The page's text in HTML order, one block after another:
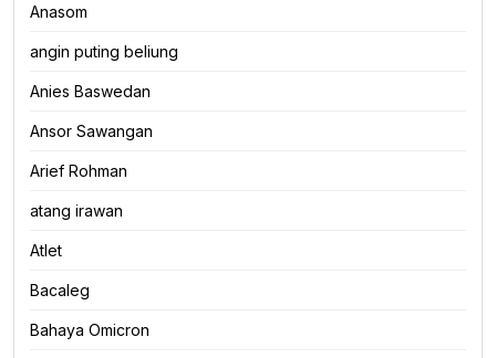
Anasom
angin puting beliung
Anies Baswedan
Ansor Sawangan
Arief Rohman
atang irawan
Atlet
Bacaleg
Bahaya Omicron